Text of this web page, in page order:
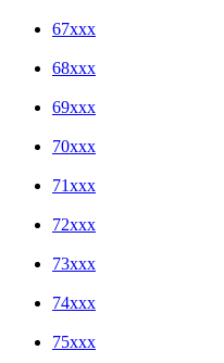
67xxx
68xxx
69xxx
70xxx
71xxx
72xxx
73xxx
74xxx
75xxx